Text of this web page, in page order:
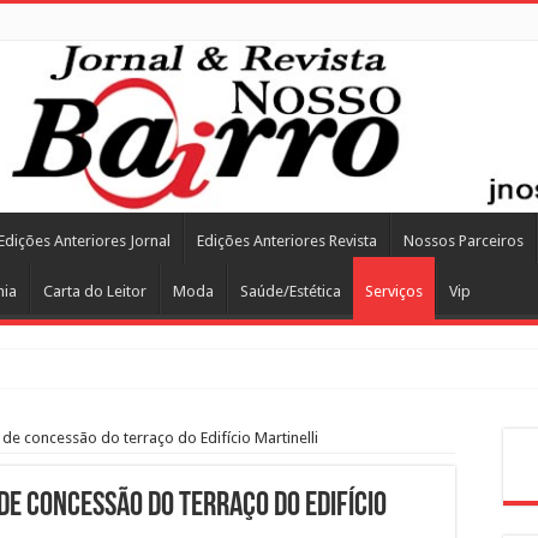
Anteriores Jornal Edições Anteriores Revista Nossos Parceiros
Carta do Leitor Moda Saúde/Estética Serviços Vip
concessão do terraço do Edifício Martinelli
concessão do terraço do Edifício